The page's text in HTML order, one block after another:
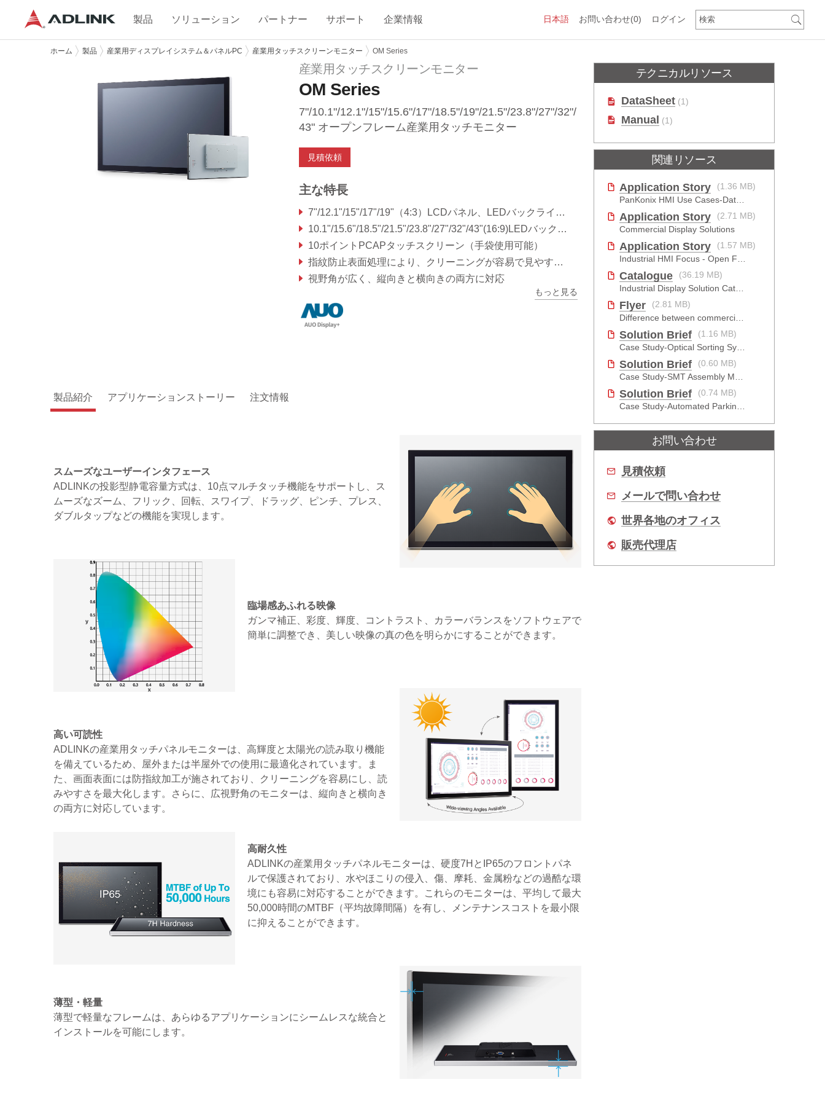
お問い合わせ(0)
日本語 ログイン
製品 ソリューション パートナー サポート 企業情報
ホーム 製品 産業用ディスプレイシステム＆パネルPC 産業用タッチスクリーンモニター OM Series
産業用タッチスクリーンモニター
OM Series
7"/10.1"/12.1"/15"/15.6"/17"/18.5"/19"/21.5"/23.8"/27"/32"/
43" オープンフレーム産業用タッチモニター
見積依頼
主な特長
7"/12.1"/15"/17"/19"（4:3）LCDパネル、LEDバックライト、最大50,000寿命
10.1"/15.6"/18.5"/21.5"/23.8"/27"/32"/43"(16:9)LEDバックライト付きLCDパネル、最大50,000寿命
10ポイントPCAPタッチスクリーン（手袋使用可能）
指紋防止表面処理により、クリーニングが容易で見やすさを向上
視野角が広く、縦向きと横向きの両方に対応
もっと見る
製品紹介 アプリケーションストーリー 注文情報
スムーズなユーザーインタフェース
ADLINKの投影型静電容量方式は、10点マルチタッチ機能をサポートし、ス
ムーズなズーム、フリック、回転、スワイプ、ドラッグ、ピンチ、プレス、
ダブルタップなどの機能を実現します。
臨場感あふれる映像
ガンマ補正、彩度、輝度、コントラスト、カラーバランスをソフトウェアで
簡単に調整でき、美しい映像の真の色を明らかにすることができます。
高い可読性
ADLINKの産業用タッチパネルモニターは、高輝度と太陽光の読み取り機能
を備えているため、屋外または半屋外での使用に最適化されています。ま
た、画面表面には防指紋加工が施されており、クリーニングを容易にし、読
みやすさを最大化します。さらに、広視野角のモニターは、縦向きと横向き
の両方に対応しています。
高耐久性
ADLINKの産業用タッチパネルモニターは、硬度7HとIP65のフロントパネ
ルで保護されており、水やほこりの侵入、傷、摩耗、金属粉などの過酷な環
境にも容易に対応することができます。これらのモニターは、平均して最大
50,000時間のMTBF（平均故障間隔）を有し、メンテナンスコストを最小限
に抑えることができます。
薄型・軽量
薄型で軽量なフレームは、あらゆるアプリケーションにシームレスな統合と
インストールを可能にします。
テクニカルリソース
DataSheet (1)
Manual (1)
関連リソース
Application Story
(1.36 MB)
Application Story
(2.71 MB)
Commercial Display Solutions
Application Story
(1.57 MB)
Catalogue
(36.19 MB)
Flyer
(2.81 MB)
Solution Brief
(1.16 MB)
Solution Brief
(0.60 MB)
Solution Brief
(0.74 MB)
お問い合わせ
見積依頼
メールで問い合わせ
世界各地のオフィス
販売代理店